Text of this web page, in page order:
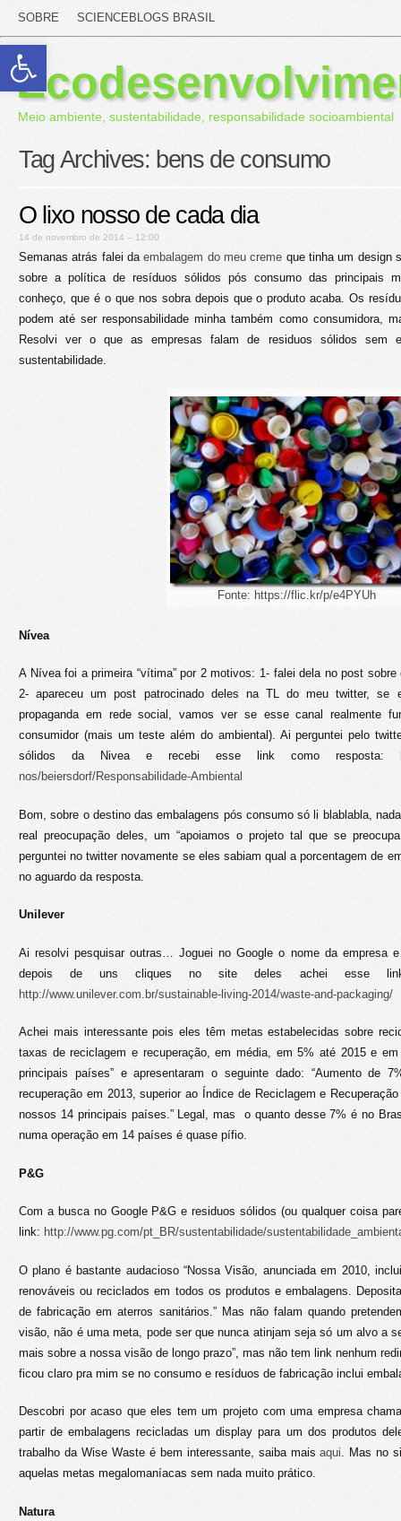
Abrir a barra de ferramentas
SOBRE SCIENCEBLOGS BRASIL
Meio ambiente, sustentabilidade, responsabilidade socioambiental
Tag Archives: bens de consumo
O lixo nosso de cada dia
14 de novembro de 2014 – 12:00
Semanas atrás falei daembalagem do meu creme que tinha um design
sobre a política de resíduos sólidos pós consumo das principais
conheço, que é o que nos sobra depois que o produto acaba. Os
podem até ser responsabilidade minha também como consumidora,
Resolvi ver o que as empresas falam de residuos sólidos sem
sustentabilidade.
Fonte: https://flic.kr/p/e4PYUh
Nívea
A Nívea foi a primeira “vítima” por 2 motivos: 1- falei dela no post
2- apareceu um post patrocinado deles na TL do meu twitter, se
propaganda em rede social, vamos ver se esse canal realmente
consumidor (mais um teste além do ambiental). Ai perguntei pelo
sólidos da Nivea e recebi esse link como resposta:
nos/beiersdorf/Responsabilidade-Ambiental
Bom, sobre o destino das embalagens pós consumo só li blablabla,
real preocupação deles, um “apoiamos o projeto tal que se
perguntei no twitter novamente se eles sabiam qual a porcentagem de
no aguardo da resposta.
Unilever
Ai resolvi pesquisar outras… Joguei no Google o nome da empresa
depois de uns cliques no site deles achei esse
http://www.unilever.com.br/sustainable-living-2014/waste-and-packaging/
Achei mais interessante pois eles têm metas estabelecidas sobre
taxas de reciclagem e recuperação, em média, em 5% até 2015 e
principais países” e apresentaram o seguinte dado: “Aumento de
recuperação em 2013, superior ao Índice de Reciclagem e
nossos 14 principais países.” Legal, mas o quanto desse 7% é no
numa operação em 14 países é quase pífio.
P&G
Com a busca no Google P&G e residuos sólidos (ou qualquer coisa
link: http://www.pg.com/pt_BR/sustentabilidade/
O plano é bastante audacioso “Nossa Visão, anunciada em 2010,
renováveis ​​ou reciclados em todos os produtos e embalagens.
de fabricação em aterros sanitários.” Mas não falam quando
visão, não é uma meta, pode ser que nunca atinjam seja só um alvo a
mais sobre a nossa visão de longo prazo”, mas não tem link nenhum
ficou claro pra mim se no consumo e resíduos de fabricação inclui
Descobri por acaso que eles tem um projeto com uma empresa
partir de embalagens recicladas um display para um dos produtos
trabalho da Wise Waste é bem interessante, saiba maisaqui. Mas no
aquelas metas megalomaníacas sem nada muito prático.
Natura